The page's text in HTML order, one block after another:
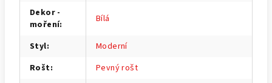
Dekor -
moření: Bílá
Styl:
Moderní
Rošt:
Pevný rošt